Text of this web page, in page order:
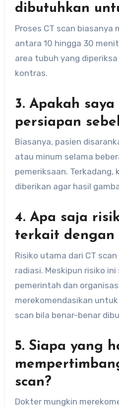
dibutuhkan
Proses CT scan biasanya
antara 10 hingga 30
area tubuh yang
kontras.
3. Apakah saya
persiapan
Biasanya, pasien
atau minum selama
pemeriksaan. Terkadang,
diberikan agar hasil
4. Apa saja
terkait dengan
Risiko utama dari CT
radiasi. Meskipun risiko
pemerintah dan
merekomendasikan
scan bila benar-benar
5. Siapa yang
scan?
Dokter mungkin